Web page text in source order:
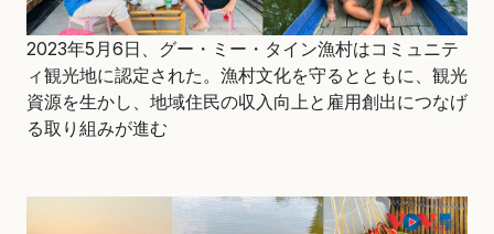
2023年5月6日、グー・ミー・タイン漁村はコミュニテ
ィ観光地に認定された。漁村文化を守るとともに、観光
資源を生かし、地域住民の収入向上と雇用創出につなげ
る取り組みが進む